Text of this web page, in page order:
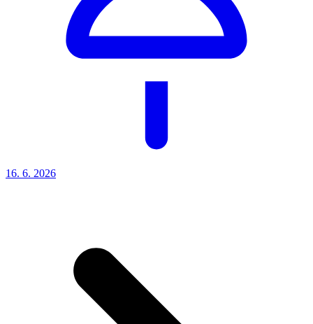
16. 6. 2026